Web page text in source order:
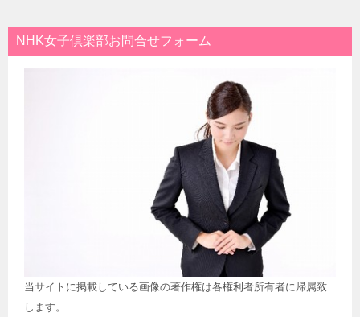
NHK女子倶楽部お問合せフォーム
当サイトに掲載している画像の著作権は各権利者所有者に帰属致
します。